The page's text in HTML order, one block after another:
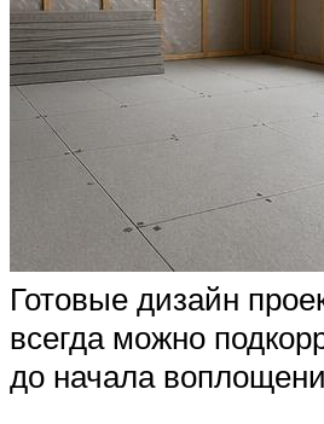
Готовые дизайн
всегда можно
до начала